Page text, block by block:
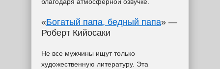
благодаря атмосферной озвучке.
«Богатый папа, бедный папа» —
Роберт Кийосаки
Не все мужчины ищут только
художественную литературу. Эта